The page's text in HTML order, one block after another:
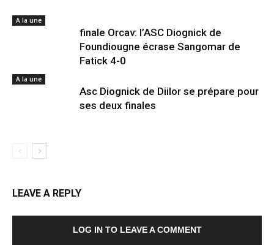
A la une
finale Orcav: l’ASC Diognick de
Foundiougne écrase Sangomar de
Fatick 4-0
A la une
Asc Diognick de Diilor se prépare pour
ses deux finales
LEAVE A REPLY
LOG IN TO LEAVE A COMMENT